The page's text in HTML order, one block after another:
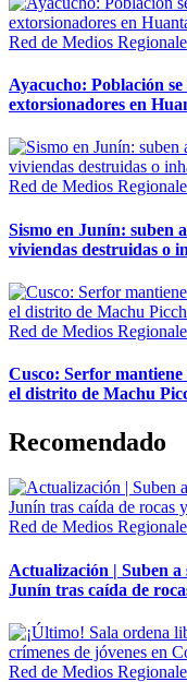
Red de Medios
Ayacucho: Población
extorsionadores en
Red de Medios
Sismo en Junín: suben
viviendas destruidas o
Red de Medios
Cusco: Serfor
el distrito de Machu
Recomendado
Red de Medios
Actualización | Suben a
Junín tras caída de
Red de Medios